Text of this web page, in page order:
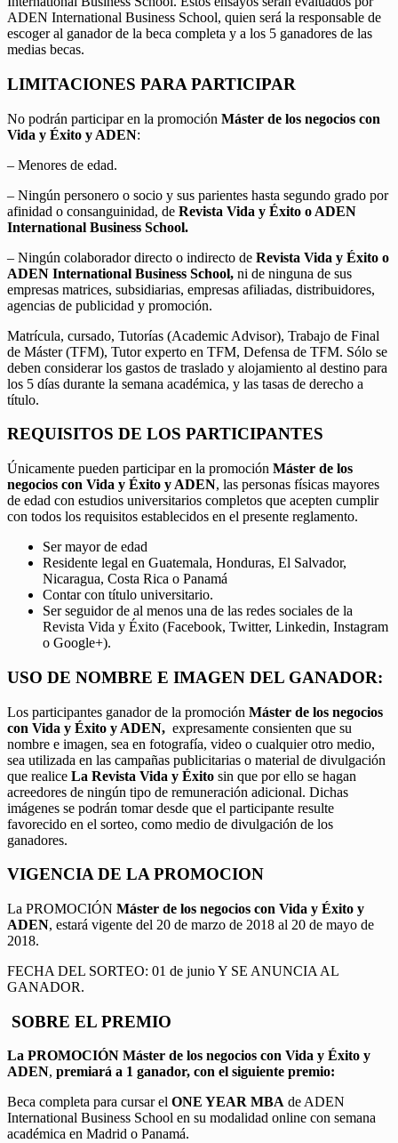
ADEN International Business School, quien será la responsable de
escoger al ganador de la beca completa y a los 5 ganadores de las
medias becas.
LIMITACIONES PARA PARTICIPAR
No podrán participar en la promoción Máster de los negocios con
Vida y Éxito y ADEN:
– Menores de edad.
– Ningún personero o socio y sus parientes hasta segundo grado por
afinidad o consanguinidad, de Revista Vida y Éxito o ADEN
International Business School.
– Ningún colaborador directo o indirecto de Revista Vida y Éxito o
ADEN International Business School, ni de ninguna de sus
empresas matrices, subsidiarias, empresas afiliadas, distribuidores,
agencias de publicidad y promoción.
Matrícula, cursado, Tutorías (Academic Advisor), Trabajo de Final
de Máster (TFM), Tutor experto en TFM, Defensa de TFM. Sólo se
deben considerar los gastos de traslado y alojamiento al destino para
los 5 días durante la semana académica, y las tasas de derecho a
título.
REQUISITOS DE LOS PARTICIPANTES
Únicamente pueden participar en la promoción Máster de los
negocios con Vida y Éxito y ADEN, las personas físicas mayores
de edad con estudios universitarios completos que acepten cumplir
con todos los requisitos establecidos en el presente reglamento.
Ser mayor de edad
Residente legal en Guatemala, Honduras, El Salvador,
Nicaragua, Costa Rica o Panamá
Contar con título universitario.
Ser seguidor de al menos una de las redes sociales de la
Revista Vida y Éxito (Facebook, Twitter, Linkedin, Instagram
o Google+).
USO DE NOMBRE E IMAGEN DEL GANADOR:
Los participantes ganador de la promoción Máster de los negocios
con Vida y Éxito y ADEN, expresamente consienten que su
nombre e imagen, sea en fotografía, video o cualquier otro medio,
sea utilizada en las campañas publicitarias o material de divulgación
que realice La Revista Vida y Éxito sin que por ello se hagan
acreedores de ningún tipo de remuneración adicional. Dichas
imágenes se podrán tomar desde que el participante resulte
favorecido en el sorteo, como medio de divulgación de los
ganadores.
VIGENCIA DE LA PROMOCION
La PROMOCIÓN Máster de los negocios con Vida y Éxito y
ADEN, estará vigente del 20 de marzo de 2018 al 20 de mayo de
2018.
FECHA DEL SORTEO: 01 de junio Y SE ANUNCIA AL
GANADOR.
SOBRE EL PREMIO
La PROMOCIÓN Máster de los negocios con Vida y Éxito y
ADEN, premiará a 1 ganador, con el siguiente premio:
Beca completa para cursar el ONE YEAR MBA de ADEN
International Business School en su modalidad online con semana
académica en Madrid o Panamá.